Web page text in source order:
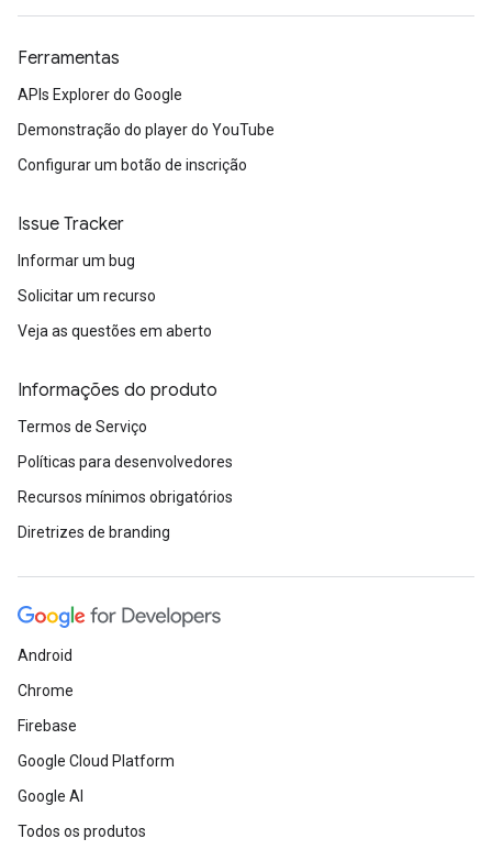
Ferramentas
APIs Explorer do Google
Demonstração do player do YouTube
Configurar um botão de inscrição
Issue Tracker
Informar um bug
Solicitar um recurso
Veja as questões em aberto
Informações do produto
Termos de Serviço
Políticas para desenvolvedores
Recursos mínimos obrigatórios
Diretrizes de branding
Android
Chrome
Firebase
Google Cloud Platform
Google AI
Todos os produtos